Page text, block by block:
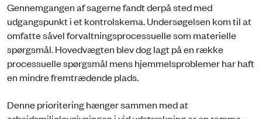
Gennemgangen af sagerne fandt derpå sted med
udgangspunkt i et kontrolskema. Undersøgelsen kom til at
omfatte såvel forvaltningsprocessuelle som materielle
spørgsmål. Hovedvægten blev dog lagt på en række
processuelle spørgsmål mens hjemmelsproblemer har haft
en mindre fremtrædende plads.
Denne prioritering hænger sammen med at